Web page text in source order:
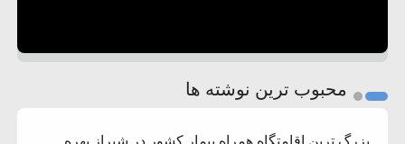
محبوب ترین نوشته ها
بزرگ ترین اقامتگاه همراه بیمار کشور در شیراز بهره